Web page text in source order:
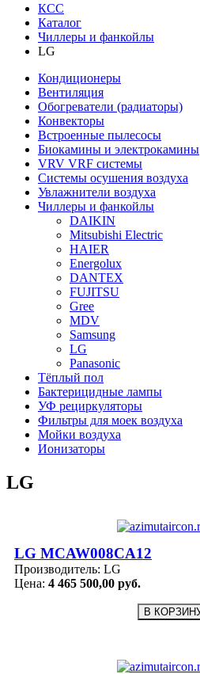
КСС
Каталог
Чиллеры и фанкойлы
LG
Кондиционеры
Вентиляция
Обогреватели (радиаторы)
Конвекторы
Встроенные пылесосы
Биокамины и электрокамины
VRV VRF системы
Системы осушения воздуха
Увлажнители воздуха
Чиллеры и фанкойлы
DAIKIN
Mitsubishi Electric
HAIER
Energolux
DANTEX
FUJITSU
Gree
MDV
Samsung
LG
Panasonic
Тёплый пол
Бактерицидные лампы
УФ рециркуляторы
Фильтры для моек воздуха
Мойки воздуха
Ионизаторы
LG
LG MCAW008CA12
Производитель: LG
Цена: 4 465 500,00 руб.